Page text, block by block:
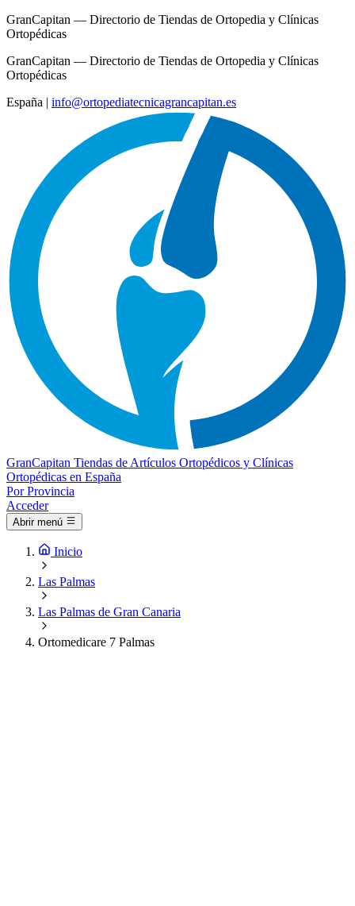
GranCapitan — Directorio de Tiendas de Ortopedia y Clínicas
Ortopédicas
GranCapitan — Directorio de Tiendas de Ortopedia y Clínicas
Ortopédicas
España | info@ortopediatecnicagrancapitan.es
GranCapitan Tiendas de Artículos Ortopédicos y Clínicas
Ortopédicas en España
Por Provincia
Acceder
Abrir menú
Inicio
Las Palmas
Las Palmas de Gran Canaria
Ortomedicare 7 Palmas